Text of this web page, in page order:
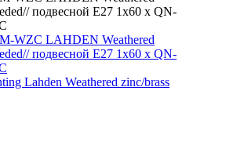
Lahden Weathered zinc/brass